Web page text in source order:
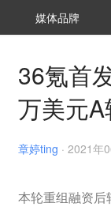
媒体品牌
36氪首
万美元
章婷ting · 2021年
本轮重组融资